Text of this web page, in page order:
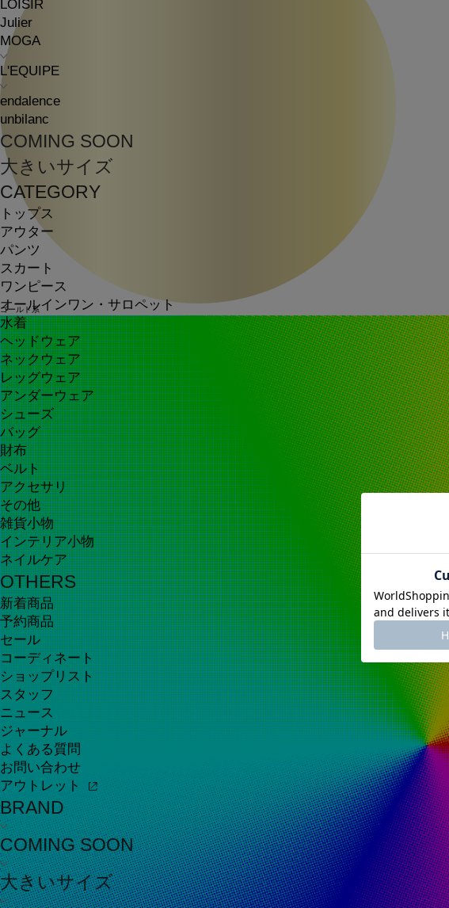
LOISIR
Julier
MOGA
L'EQUIPE
endalence
unbilanc
COMING SOON
大きいサイズ
CATEGORY
トップス
アウター
パンツ
スカート
ワンピース
オールインワン・サロペット
水着
ヘッドウェア
ネックウェア
レッグウェア
アンダーウェア
シューズ
バッグ
財布
ベルト
アクセサリ
その他
雑貨小物
インテリア小物
ネイルケア
OTHERS
新着商品
予約商品
セール
コーディネート
ショップリスト
スタッフ
ニュース
ジャーナル
よくある質問
お問い合わせ
アウトレット
BRAND
COMING SOON
大きいサイズ
ゴールド系